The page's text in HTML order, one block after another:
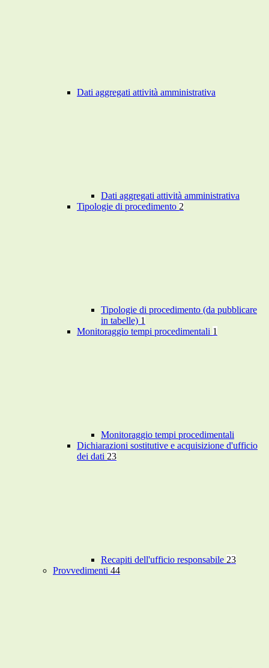
Dati aggregati attività amministrativa
Dati aggregati attività amministrativa
Tipologie di procedimento 2
Tipologie di procedimento (da pubblicare
in tabelle) 1
Monitoraggio tempi procedimentali 1
Monitoraggio tempi procedimentali
Dichiarazioni sostitutive e acquisizione d'ufficio
dei dati 23
Recapiti dell'ufficio responsabile 23
Provvedimenti 44